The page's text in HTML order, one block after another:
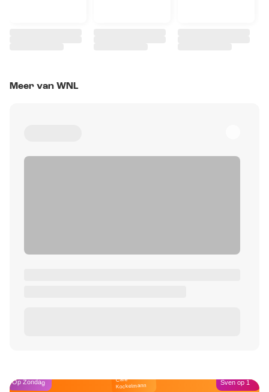
Meer van WNL
Op Zondag Café
Kockelmann Sven op 1